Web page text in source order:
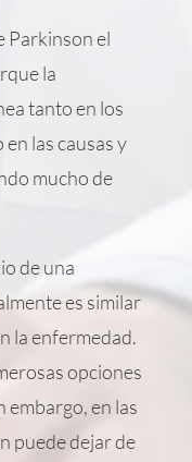
Parkinson el
la
tanto en los
las causas y
mucho de
de una
es similar
la enfermedad.
opciones
embargo, en las
puede dejar de